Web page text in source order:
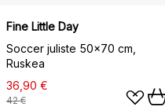
Fine Little Day
Soccer juliste 50x70 cm,
Ruskea
36,90 €
42 €